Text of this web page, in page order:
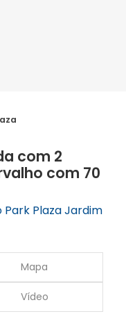
com 2
com 70
Plaza Jardim
Mapa
Vídeo